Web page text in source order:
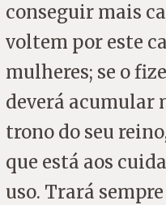
conseguir mais
voltem por este
mulheres; se o
deverá acumular
trono do seu
que está aos
uso. Trará